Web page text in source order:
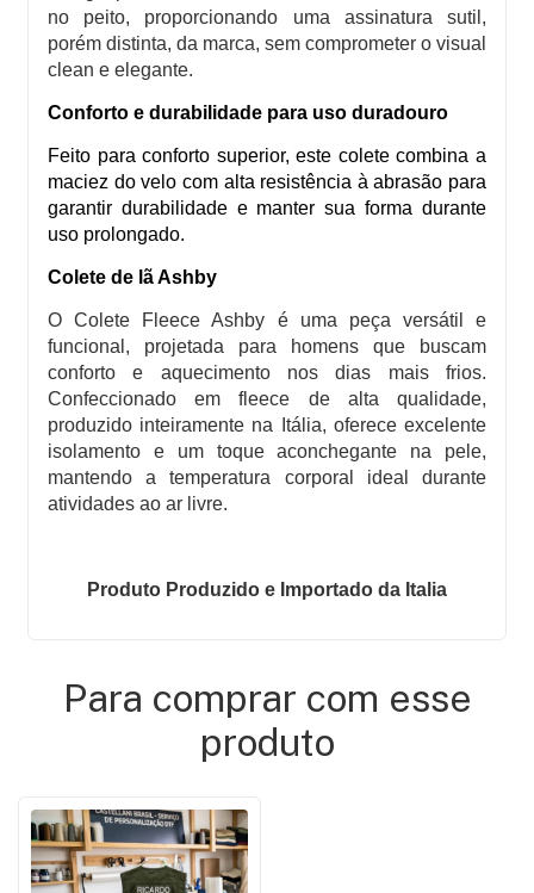
no peito, proporcionando uma assinatura sutil,
porém distinta, da marca, sem comprometer o visual
clean e elegante.
Conforto e durabilidade para uso duradouro
Feito para conforto superior, este colete combina a
maciez do velo com alta resistência à abrasão para
garantir durabilidade e manter sua forma durante
uso prolongado.
Colete de lã Ashby
OColete Fleece Ashby é uma peça versátil e
funcional, projetada para homens que buscam
conforto e aquecimento nos dias mais frios.
Confeccionado em fleece de alta qualidade,
produzido inteiramente na Itália, oferece excelente
isolamento e um toque aconchegante na pele,
mantendo a temperatura corporal ideal durante
atividades ao ar livre.
Produto Produzido e Importado da Italia
Para comprar com esse
produto